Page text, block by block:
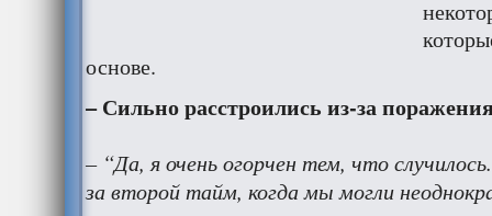
основе.
– Сильно расстроились из-за
– “Да, я очень огорчен тем, что
за второй тайм, когда мы могли